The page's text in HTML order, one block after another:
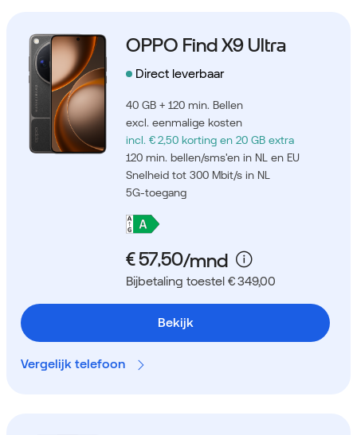
OPPO Find X9 Ultra
Direct leverbaar
40 GB + 120 min. Bellen
excl. eenmalige kosten
incl. € 2,50 korting en 20 GB extra
120 min. bellen/sms'en in NL en EU
Snelheid tot 300 Mbit/s in NL
5G-toegang
Bijbetaling toestel € 349,00
Bekijk
Vergelijk telefoon